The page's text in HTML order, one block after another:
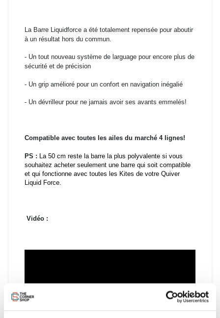
La Barre Liquidforce a été totalement repensée pour aboutir
à un résultat hors du commun.
- Un tout nouveau système de larguage pour encore plus de
sécurité et de précision
- Un grip amélioré pour un confort en navigation inégalié
- Un dévrilleur pour ne jamais avoir ses avants emmelés!
Compatible avec toutes les ailes du marché 4 lignes!
PS : La 50 cm reste la barre la plus polyvalente si vous
souhaitez acheter seulement une barre qui soit compatible
et qui fonctionne avec toutes les Kites de votre Quiver
Liquid Force.
Vidéo :